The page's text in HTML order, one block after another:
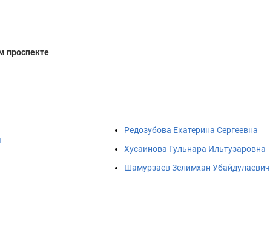
проспекте
Редозубова Екатерина Сергеевна
Хусаинова Гульнара Ильтузаровна
Шамурзаев Зелимхан Убайдулаевич